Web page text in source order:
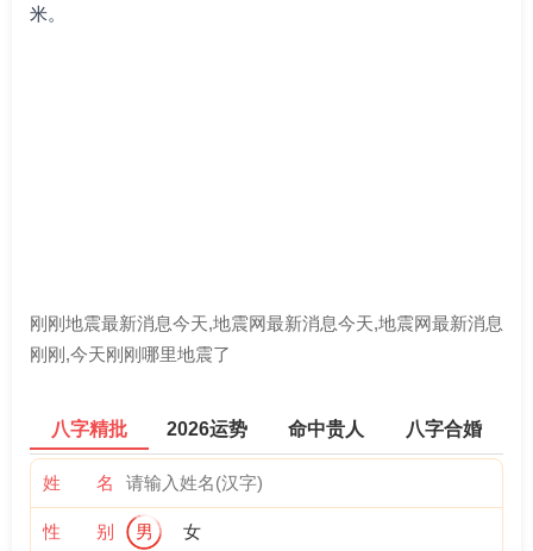
米。
刚刚地震最新消息今天,地震网最新消息今天,地震网最新消息
刚刚,今天刚刚哪里地震了
八字精批 2026运势 命中贵人 八字合婚
姓 名
性 别 男 女